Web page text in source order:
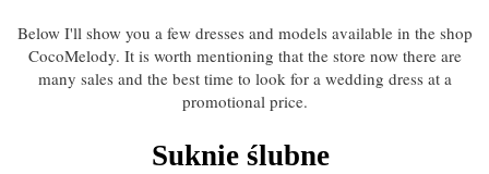
Below I'll show you a few dresses and models available in the shop
CocoMelody. It is worth mentioning that the store now there are
many sales and the best time to look for a wedding dress at a
promotional price.
Suknie ślubne